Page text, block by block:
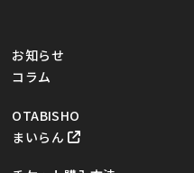
お知らせ
コラム
OTABISHO
まいらん